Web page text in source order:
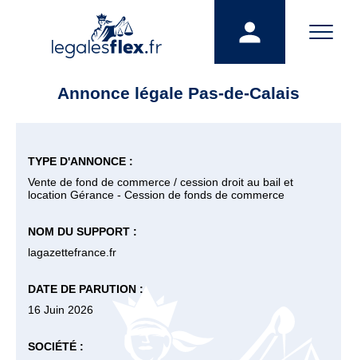
Annonce légale Pas-de-Calais
TYPE D'ANNONCE :
Vente de fond de commerce / cession droit au bail et
location Gérance - Cession de fonds de commerce
NOM DU SUPPORT :
lagazettefrance.fr
DATE DE PARUTION :
16 Juin 2026
SOCIÉTÉ :